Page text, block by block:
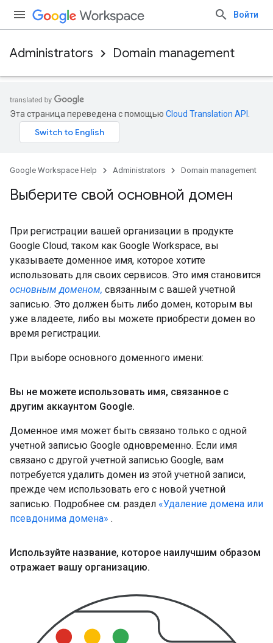
Войти
Administrators Domain management
Эта страница переведена с помощью Cloud Translation API
Google Workspace Help Administrators Domain management
Выберите свой основной домен
При регистрации вашей организации в продукте
Google Cloud, таком как Google Workspace, вы
указываете доменное имя, которое хотите
использовать для своих сервисов. Это имя становится
основным доменом, связанным с вашей учетной
записью. Это должен быть либо домен, которым вы
уже владеете, либо вы можете приобрести домен во
время регистрации.
При выборе основного доменного имени:
Вы не можете использовать имя, связанное с
другим аккаунтом Google.
Доменное имя может быть связано только с одной
учетной записью Google одновременно. Если имя
связано с другой учетной записью Google, вам
потребуется удалить домен из этой учетной записи,
прежде чем использовать его с новой учетной
записью. Подробнее см. раздел «Удаление домена или
псевдонима домена» .
Используйте название, которое наилучшим образом
отражает вашу организацию.